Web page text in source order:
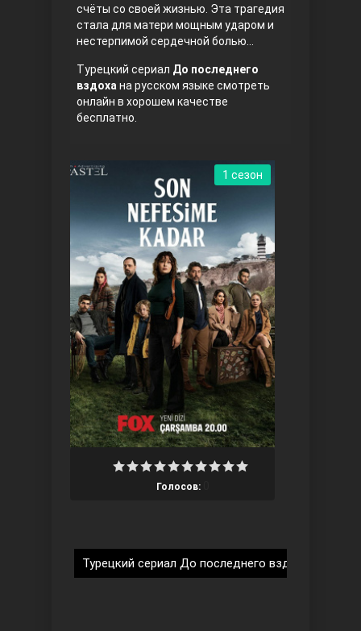
Ветреный холм
Ты назови
счёты со своей жизнью. Эта трагедия
стала для матери мощным ударом и
нестерпимой сердечной болью…
Турецкий сериал До последнего
вздоха на русском языке смотреть
онлайн в хорошем качестве
бесплатно.
Голосов:
1 сезон
Турецкий сериал До последнего вздоха